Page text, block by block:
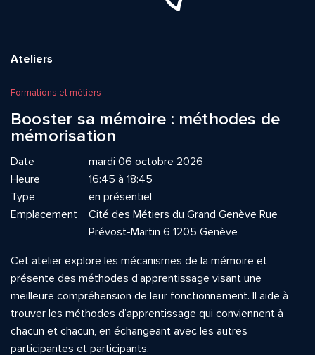
Ateliers
Formations et métiers
Booster sa mémoire : méthodes de
mémorisation
Date
mardi 06 octobre 2026
Heure
16:45 à 18:45
Type
en présentiel
Emplacement
Cité des Métiers du Grand Genève Rue
Prévost-Martin 6 1205 Genève
Cet atelier explore les mécanismes de la mémoire et
présente des méthodes d’apprentissage visant une
meilleure compréhension de leur fonctionnement. Il aide à
trouver les méthodes d’apprentissage qui conviennent à
chacun et chacun, en échangeant avec les autres
participantes et participants.